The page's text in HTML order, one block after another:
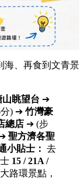
海、再食到文青景
眺望台 ➔
) ➔ 竹灣豪
總店 ➔ (步
聖方濟各聖
小貼士： 去
15 / 21A /
路環景點，